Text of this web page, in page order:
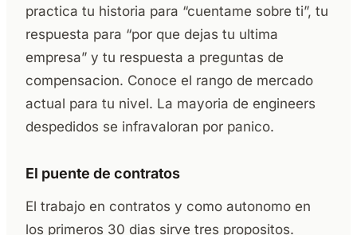
practica tu historia para “cuentame sobre ti”, tu
respuesta para “por que dejas tu ultima
empresa” y tu respuesta a preguntas de
compensacion. Conoce el rango de mercado
actual para tu nivel. La mayoria de engineers
despedidos se infravaloran por panico.
El puente de contratos
El trabajo en contratos y como autonomo en
los primeros 30 dias sirve tres propositos.